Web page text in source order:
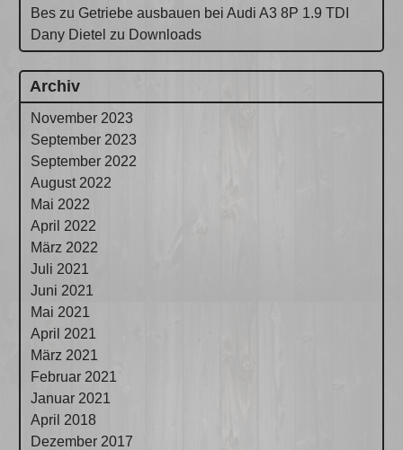
Bes zuGetriebe ausbauen bei Audi A3 8P 1.9 TDI
Dany Dietel zu Downloads
Archiv
November 2023
September 2023
September 2022
August 2022
Mai 2022
April 2022
März 2022
Juli 2021
Juni 2021
Mai 2021
April 2021
März 2021
Februar 2021
Januar 2021
April 2018
Dezember 2017